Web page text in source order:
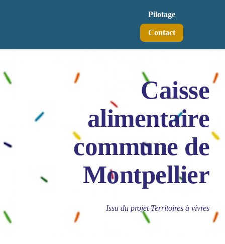
Pilotage
Contact
Caisse
alimentaire
commune de
Montpellier
Issu du projet Territoires à vivres